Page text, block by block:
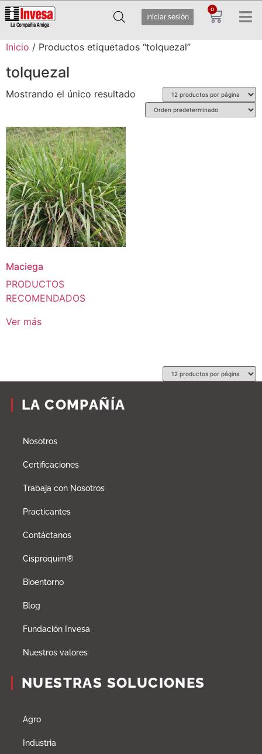
Iniciar sesión
0
Inicio / Productos etiquetados “tolquezal”
tolquezal
Mostrando el único resultado
Maciega
PRODUCTOS
RECOMENDADOS
Ver más
LA COMPAÑÍA
Nosotros
Certificaciones
Trabaja con Nosotros
Practicantes
Contáctanos
Cisproquim®
Bioentorno
Blog
Fundación Invesa
Nuestros valores
NUESTRAS SOLUCIONES
Agro
Industria